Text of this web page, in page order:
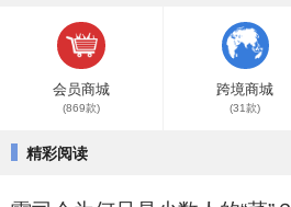
会员商城
(869款)
跨境商城
(31款)
精彩阅读